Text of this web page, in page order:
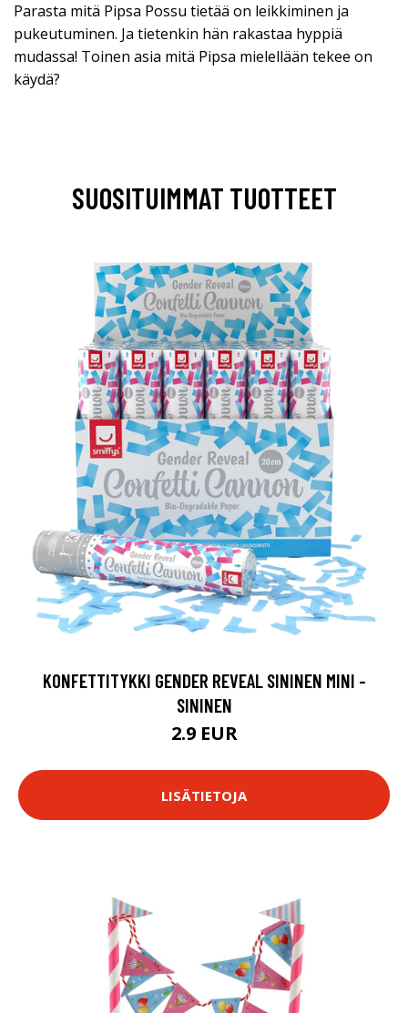
Parasta mitä Pipsa Possu tietää on leikkiminen ja
pukeutuminen. Ja tietenkin hän rakastaa hyppiä
mudassa! Toinen asia mitä Pipsa mielellään tekee on
käydä?
SUOSITUIMMAT TUOTTEET
KONFETTITYKKI GENDER REVEAL SININEN MINI -
SININEN
2.9 EUR
LISÄTIETOJA